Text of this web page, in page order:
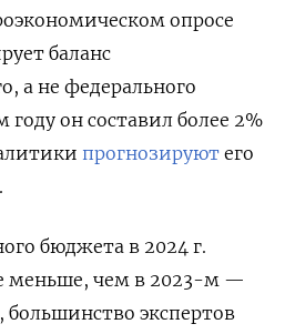
опросе
баланс
а не федерального
он составил более 2%
прогнозируют его
бюджета в 2024 г.
меньше, чем в 2023-м —
большинство экспертов